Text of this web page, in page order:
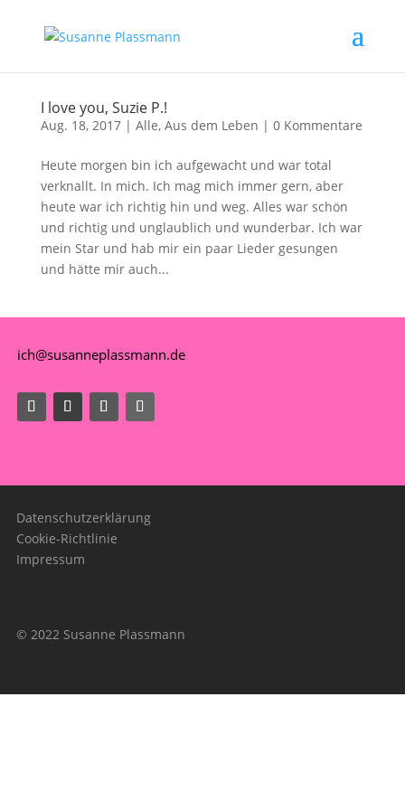
I love you, Suzie P.!
Aug. 18, 2017| Alle, Aus dem Leben | 0 Kommentare
Heute morgen bin ich aufgewacht und war total
verknallt. In mich. Ich mag mich immer gern, aber
heute war ich richtig hin und weg. Alles war schön
und richtig und unglaublich und wunderbar. Ich war
mein Star und hab mir ein paar Lieder gesungen
und hätte mir auch...
ich@susanneplassmann.de
Datenschutzerklärung
Cookie-Richtlinie
Impressum
© 2022 Susanne Plassmann